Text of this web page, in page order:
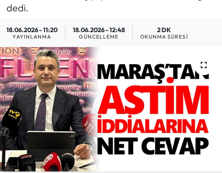
dedi.
18.06.2026 - 11:20
YAYINLANMA
18.06.2026 - 12:48
GÜNCELLEME
2 DK
OKUNMA SÜRESI
TARIM
TURİZM
YAŞAM
RESMİ İLANLAR
HABER İLAN